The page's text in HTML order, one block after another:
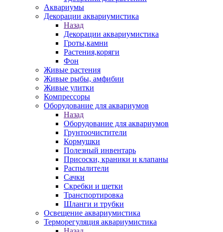
Аквариумы
Декорации аквариумистика
Назад
Декорации аквариумистика
Гроты,камни
Растения,коряги
Фон
Живые растения
Живые рыбы, амфибии
Живые улитки
Компрессоры
Оборудование для аквариумов
Назад
Оборудование для аквариумов
Грунтоочистители
Кормушки
Полезный инвентарь
Присоски, краники и клапаны
Распылители
Сачки
Скребки и щетки
Транспортировка
Шланги и трубки
Освещение аквариумистика
Терморегуляция аквариумистика